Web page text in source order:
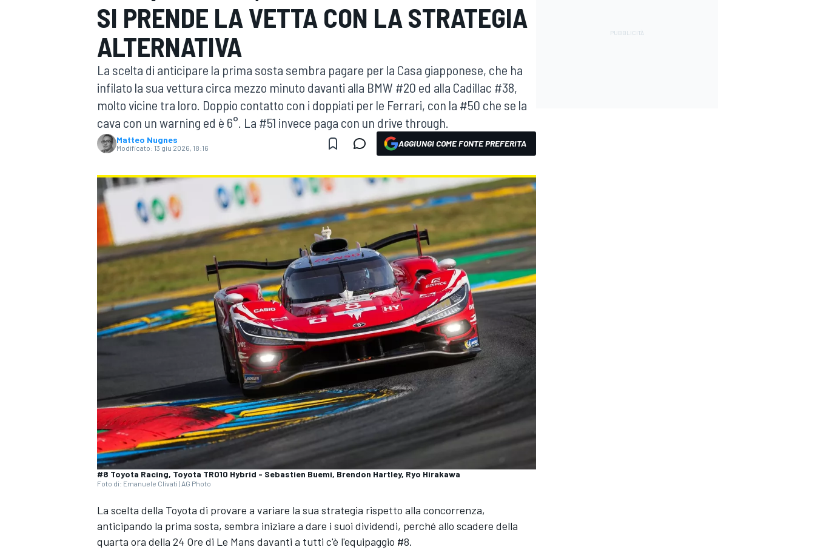
MOTOGP WEC
WRC
MONOPOSTO
SI PRENDE LA VETTA CON LA STRATEGIA
ALTERNATIVA
La scelta di anticipare la prima sosta sembra pagare per la Casa giapponese, che ha
infilato la sua vettura circa mezzo minuto davanti alla BMW #20 ed alla Cadillac #38,
molto vicine tra loro. Doppio contatto con i doppiati per le Ferrari, con la #50 che se la
cava con un warning ed è 6°. La #51 invece paga con un drive through.
Matteo Nugnes
Modificato: 13 giu 2026, 18:16 AGGIUNGI COME FONTE PREFERITA
#8 Toyota Racing, Toyota TR010 Hybrid - Sebastien Buemi, Brendon Hartley, Ryo Hirakawa
Foto di: Emanuele Clivati | AG Photo
La scelta della Toyota di provare a variare la sua strategia rispetto alla concorrenza,
anticipando la prima sosta, sembra iniziare a dare i suoi dividendi, perché allo scadere della
quarta ora della 24 Ore di Le Mans davanti a tutti c'è l'equipaggio #8.